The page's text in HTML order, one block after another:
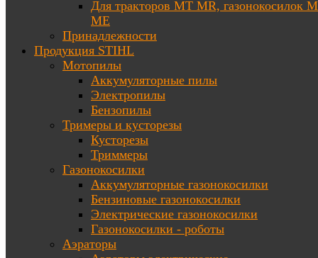
Для тракторов МТ MR, газонокосилок
ME
Принадлежности
Продукция STIHL
Мотопилы
Аккумуляторные пилы
Электропилы
Бензопилы
Тримеры и кусторезы
Кусторезы
Триммеры
Газонокосилки
Аккумуляторные газонокосилки
Бензиновые газонокосилки
Электрические газонокосилки
Газонокосилки - роботы
Аэраторы